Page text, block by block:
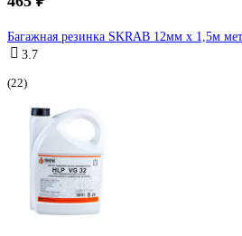
Багажная резинка SKRAB 12мм х 1,5м
3.7
(22)